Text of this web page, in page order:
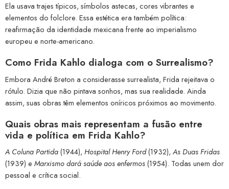
Ela usava trajes típicos, símbolos astecas, cores vibrantes e
elementos do folclore. Essa estética era também política:
reafirmação da identidade mexicana frente ao imperialismo
europeu e norte-americano.
Como Frida Kahlo dialoga com o Surrealismo?
Embora André Breton a considerasse surrealista, Frida rejeitava o
rótulo. Dizia que não pintava sonhos, mas sua realidade. Ainda
assim, suas obras têm elementos oníricos próximos ao movimento.
Quais obras mais representam a fusão entre
vida e política em Frida Kahlo?
A Coluna Partida(1944), Hospital Henry Ford(1932), As Duas Fridas
(1939) e Marxismo dará saúde aos enfermos(1954). Todas unem dor
pessoal e crítica social.